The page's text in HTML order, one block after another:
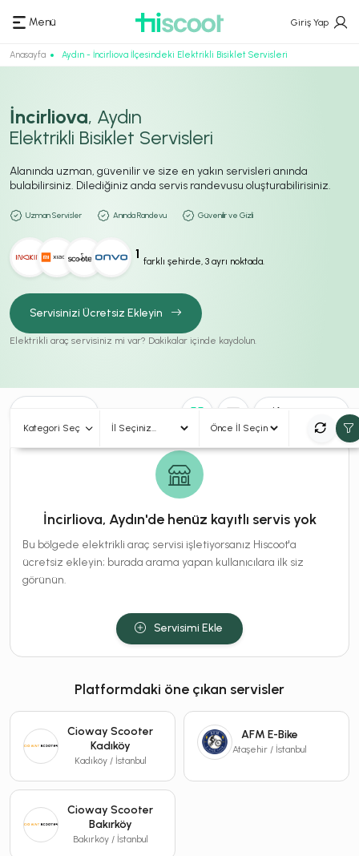
Menü Giriş Yap
Anasayfa Aydın - İncirliova İlçesindeki Elektrikli Bisiklet Servisleri
İncirliova, Aydın
Elektrikli Bisiklet Servisleri
Alanında uzman, güvenilir ve size en yakın servisleri anında
bulabilirsiniz. Dilediğiniz anda servis randevusu oluşturabilirisiniz.
Uzman Servisler Anında Randevu Güvenilir ve Gizli
1 farklı şehirde, 3 ayrı noktada.
Servisinizi Ücretsiz Ekleyin
Elektrikli araç servisiniz mi var? Dakikalar içinde kaydolun.
Kategori Seç
İncirliova, Aydın'de henüz kayıtlı servis yok
Bu bölgede elektrikli araç servisi işletiyorsanız Hiscoot'a
ücretsiz ekleyin; burada arama yapan kullanıcılara ilk siz
görünün.
Servisimi Ekle
Platformdaki öne çıkan servisler
Cioway Scooter
Kadıköy
Kadıköy / İstanbul
AFM E-Bike
Ataşehir / İstanbul
Cioway Scooter
Bakırköy
Bakırköy / İstanbul